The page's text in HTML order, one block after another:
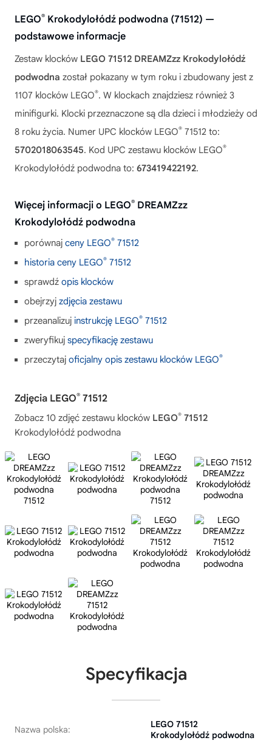
LEGO® Krokodylołódź podwodna (71512) —
podstawowe informacje
Zestaw klocków LEGO 71512 DREAMZzz Krokodylołódź
podwodna został pokazany w tym roku i zbudowany jest z
1107 klocków LEGO®. W klockach znajdziesz również 3
minifigurki. Klocki przeznaczone są dla dzieci i młodzieży od
8 roku życia. Numer UPC klocków LEGO® 71512 to:
5702018063545. Kod UPC zestawu klocków LEGO®
Krokodylołódź podwodna to: 673419422192.
Więcej informacji o LEGO® DREAMZzz
Krokodylołódź podwodna
porównaj ceny LEGO® 71512
historia ceny LEGO® 71512
sprawdź opis klocków
obejrzyj zdjęcia zestawu
przeanalizuj instrukcję LEGO® 71512
zweryfikuj specyfikację zestawu
przeczytaj oficjalny opis zestawu klocków LEGO®
Zdjęcia LEGO® 71512
Zobacz 10 zdjęć zestawu klocków LEGO® 71512
Krokodylołódź podwodna
Specyfikacja
Nazwa polska:
LEGO 71512
Krokodylołódź podwodna